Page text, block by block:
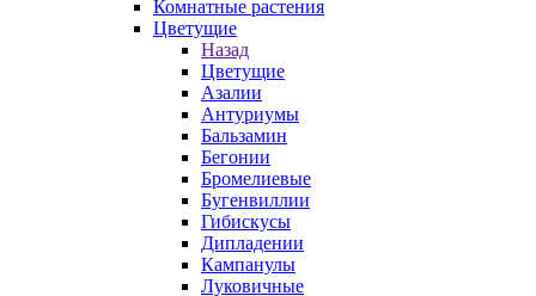
Комнатные растения
Цветущие
Назад
Цветущие
Азалии
Антуриумы
Бальзамин
Бегонии
Бромелиевые
Бугенвиллии
Гибискусы
Дипладении
Кампанулы
Луковичные